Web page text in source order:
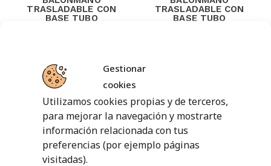
Gestionar
cookies
Utilizamos cookies propias y de terceros,
para mejorar la navegación y mostrarte
información relacionada con tus
preferencias (por ejemplo páginas
visitadas).
TRASLADABLE CON
BASE TUBO
PEDIR
PRESUPUESTO
TRASLADABLE CON
BASE TUBO